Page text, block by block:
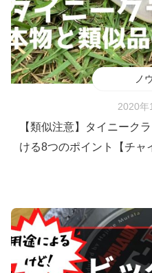
ノ
2020年
【類似注意】タイニーク
ける8つのポイント【チャ